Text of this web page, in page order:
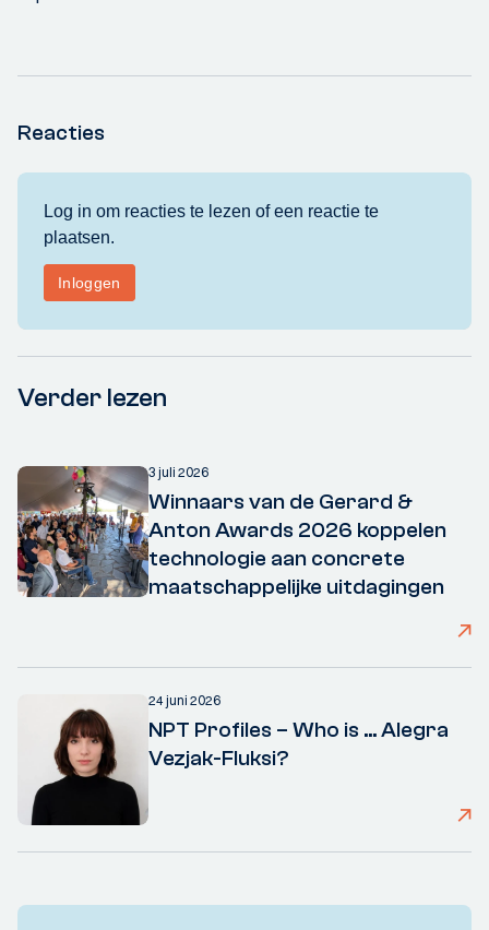
Reacties
Verder lezen
3 juli 2026
Winnaars van de Gerard &
Anton Awards 2026 koppelen
technologie aan concrete
maatschappelijke uitdagingen
24 juni 2026
NPT Profiles – Who is ... Alegra
Vezjak-Fluksi?